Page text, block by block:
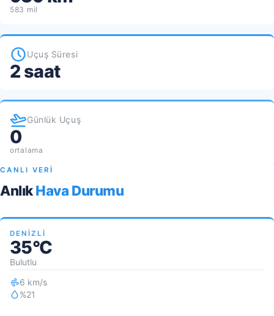
583 mil
Uçuş Süresi
2 saat
Günlük Uçuş
0
ortalama
CANLI VERİ
AnlıkHava Durumu
DENIZLI
35°C
Bulutlu
6 km/s
%21